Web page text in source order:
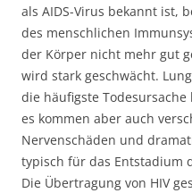
als AIDS-Virus bekannt ist,
des menschlichen
der Körper nicht mehr gut
wird stark geschwächt.
die häufigste
es kommen aber auch
Nervenschäden und
typisch für das Entstadium
Die Übertragung von HIV